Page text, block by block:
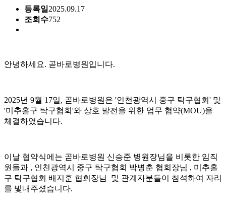
등록일 2025.09.17
조회수752
안녕하세요. 곧바로병원입니다.
2025년 9월 17일, 곧바로병원은 '인천광역시 중구 탁구협회' 및
'미추홀구 탁구협회'와 상호 발전을 위한 업무 협약(MOU)을
체결하였습니다.
이날 협약식에는 곧바로병원 신승준 병원장님을 비롯한 임직
원들과 , 인천광역시 중구 탁구협회 박병춘 협회장님 , 미추홀
구 탁구협회 배지훈 협회장님 및 관계자분들이 참석하여 자리
를 빛내주셨습니다.